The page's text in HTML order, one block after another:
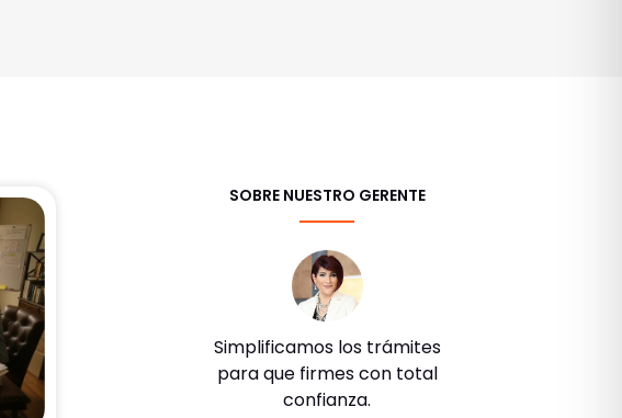
SOBRE NUESTRO GERENTE
Simplificamos los trámites
para que firmes con total
confianza.